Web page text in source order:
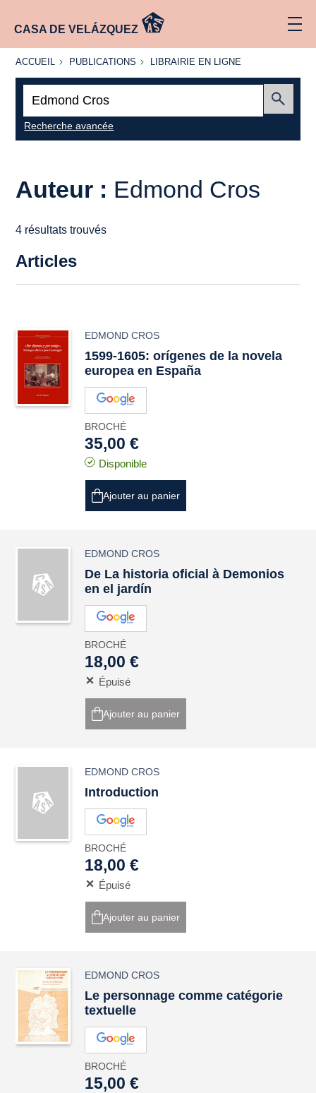
CASA DE VELÁZQUEZ
ACCUEIL
ACCUEIL PUBLICATIONS
PUBLICATIONS
LIBRAIRIE
LIBRAIRIE EN LIGNE
Recherche avancée
Auteur : Edmond Cros
4 résultats trouvés
Articles
EDMOND CROS
1599-1605: orígenes de la novela
europea en España
BROCHÉ
35,00 €
Disponible
Ajouter au panier
EDMOND CROS
De La historia oficial à Demonios
en el jardín
BROCHÉ
18,00 €
Épuisé
Ajouter au panier
EDMOND CROS
Introduction
BROCHÉ
18,00 €
Épuisé
Ajouter au panier
EDMOND CROS
Le personnage comme catégorie
textuelle
BROCHÉ
15,00 €